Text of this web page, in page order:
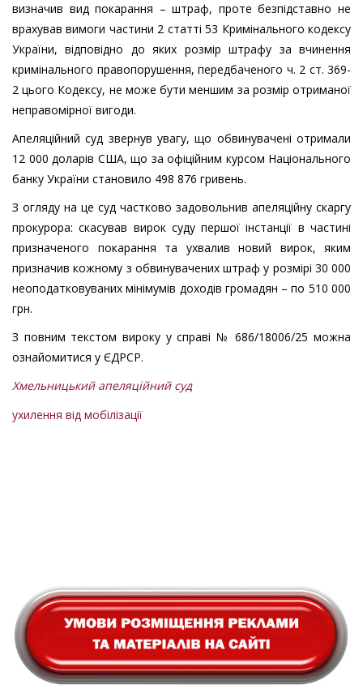
визначив вид покарання – штраф, проте безпідставно не
врахував вимоги частини 2 статті 53 Кримiнального кодексу
України, відповідно до яких розмір штрафу за вчинення
кримiнального правопорушення, передбаченого ч. 2 ст. 369-
2 цього Кодексу, не може бути меншим за розмір отриманої
неправомірної вигоди.
Апеляційний суд звернув увагу, що обвинувачені отримали
12 000 доларів США, що за офіційним курсом Національного
банку України становило 498 876 гривень.
З огляду на це суд частково задовольнив апеляційну скаргу
прокурора: скасував вирок суду першої інстанції в частині
призначеного покарання та ухвалив новий вирок, яким
призначив кожному з обвинувачених штраф у розмірі 30 000
неоподатковуваних мінімумів доходів громадян – по 510 000
грн.
З повним текстом вироку у справі № 686/18006/25 можна
ознайомитися у ЄДРСР.
Хмельницький апеляційний суд
ухилення від мобілізації